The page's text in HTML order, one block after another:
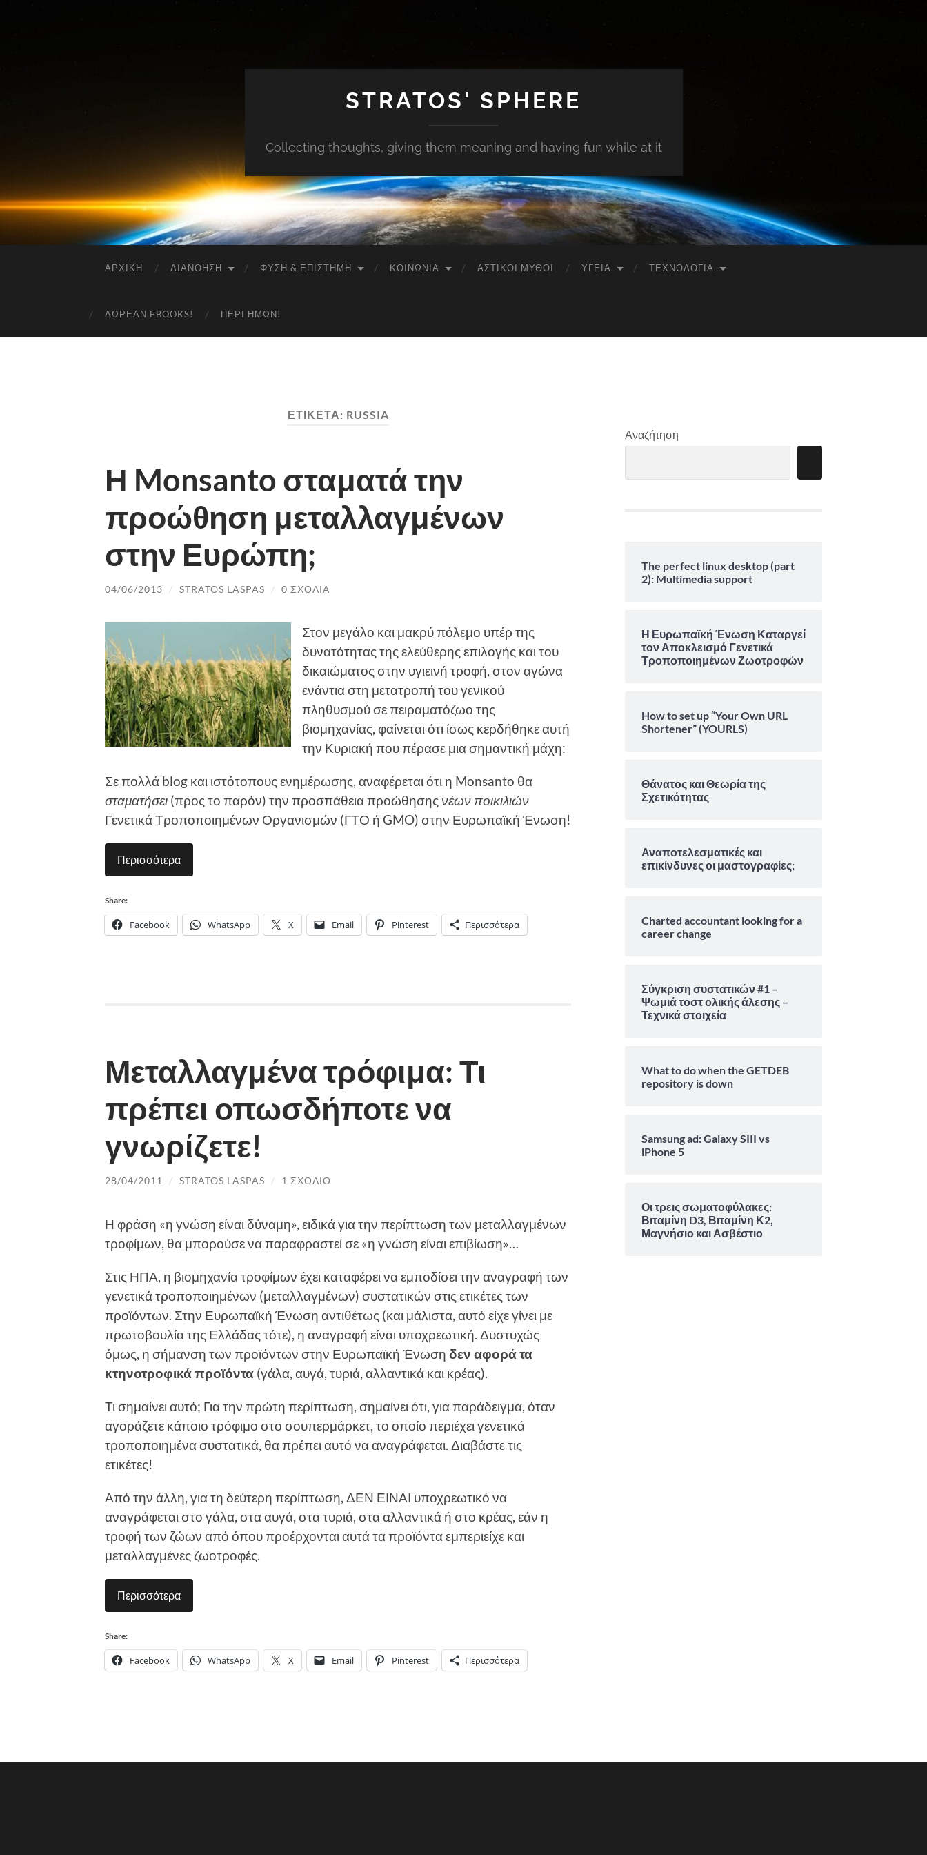
STRATOS' SPHERE
Collecting thoughts, giving them meaning and having fun while at it
ΑΡΧΙΚΉ ΔΙΑΝΌΗΣΗ ΦΎΣΗ & ΕΠΙΣΤΉΜΗ ΚΟΙΝΩΝΊΑ ΑΣΤΙΚΟΊ ΜΎΘΟΙ ΥΓΕΊΑ ΤΕΧΝΟΛΟΓΊΑ
ΔΩΡΕΆΝ EBOOKS! ΠΕΡΊ ΗΜΏΝ!
ΕΤΙΚΈΤΑ: RUSSIA
Η Monsanto σταματά την
προώθηση μεταλλαγμένων
στην Ευρώπη;
04/06/2013 / STRATOS LASPAS / 0 ΣΧΌΛΙΑ
Στον μεγάλο και μακρύ πόλεμο υπέρ της
δυνατότητας της ελεύθερης επιλογής και του
δικαιώματος στην υγιεινή τροφή, στον αγώνα
ενάντια στη μετατροπή του γενικού
πληθυσμού σε πειραματόζωο της
βιομηχανίας, φαίνεται ότι ίσως κερδήθηκε αυτή
την Κυριακή που πέρασε μια σημαντική μάχη:
Σε πολλά blog και ιστότοπους ενημέρωσης, αναφέρεται ότι η Monsanto θα
σταματήσει (προς το παρόν) την προσπάθεια προώθησης νέων ποικιλιών
Γενετικά Τροποποιημένων Οργανισμών (ΓΤΟ ή GMO) στην Ευρωπαϊκή Ένωση!
Περισσότερα
Share:
Facebook WhatsApp X Email Pinterest Περισσότερα
Μεταλλαγμένα τρόφιμα: Τι
πρέπει οπωσδήποτε να
γνωρίζετε!
28/04/2011 / STRATOS LASPAS / 1 ΣΧΌΛΙΟ
Η φράση «η γνώση είναι δύναμη», ειδικά για την περίπτωση των μεταλλαγμένων
τροφίμων, θα μπορούσε να παραφραστεί σε «η γνώση είναι επιβίωση»…
Στις ΗΠΑ, η βιομηχανία τροφίμων έχει καταφέρει να εμποδίσει την αναγραφή των
γενετικά τροποποιημένων (μεταλλαγμένων) συστατικών στις ετικέτες των
προϊόντων. Στην Ευρωπαϊκή Ένωση αντιθέτως (και μάλιστα, αυτό είχε γίνει με
πρωτοβουλία της Ελλάδας τότε), η αναγραφή είναι υποχρεωτική. Δυστυχώς
όμως, η σήμανση των προϊόντων στην Ευρωπαϊκή Ένωση δεν αφορά τα
κτηνοτροφικά προϊόντα (γάλα, αυγά, τυριά, αλλαντικά και κρέας).
Τι σημαίνει αυτό; Για την πρώτη περίπτωση, σημαίνει ότι, για παράδειγμα, όταν
αγοράζετε κάποιο τρόφιμο στο σουπερμάρκετ, το οποίο περιέχει γενετικά
τροποποιημένα συστατικά, θα πρέπει αυτό να αναγράφεται. Διαβάστε τις
ετικέτες!
Από την άλλη, για τη δεύτερη περίπτωση, ΔΕΝ ΕΙΝΑΙ υποχρεωτικό να
αναγράφεται στο γάλα, στα αυγά, στα τυριά, στα αλλαντικά ή στο κρέας, εάν η
τροφή των ζώων από όπου προέρχονται αυτά τα προϊόντα εμπεριείχε και
μεταλλαγμένες ζωοτροφές.
Περισσότερα
Share:
Facebook WhatsApp X Email Pinterest Περισσότερα
Αναζήτηση
The perfect linux desktop (part
2): Multimedia support
Η Ευρωπαϊκή Ένωση Καταργεί
τον Αποκλεισμό Γενετικά
Τροποποιημένων Ζωοτροφών
How to set up “Your Own URL
Shortener” (YOURLS)
Θάνατος και Θεωρία της
Σχετικότητας
Αναποτελεσματικές και
επικίνδυνες οι μαστογραφίες;
Charted accountant looking for a
career change
Σύγκριση συστατικών #1 –
Ψωμιά τοστ ολικής άλεσης –
Τεχνικά στοιχεία
What to do when the GETDEB
repository is down
Samsung ad: Galaxy SIII vs
iPhone 5
Οι τρεις σωματοφύλακες:
Βιταμίνη D3, Βιταμίνη Κ2,
Μαγνήσιο και Ασβέστιο